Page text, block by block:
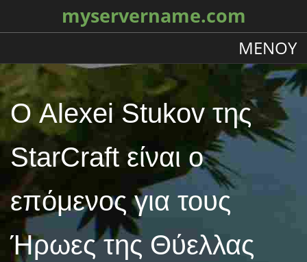
myservername.com
ΜΕΝΟΎ
Ο Alexei Stukov της
StarCraft είναι ο
επόμενος για τους
Ήρωες της Θύελλας